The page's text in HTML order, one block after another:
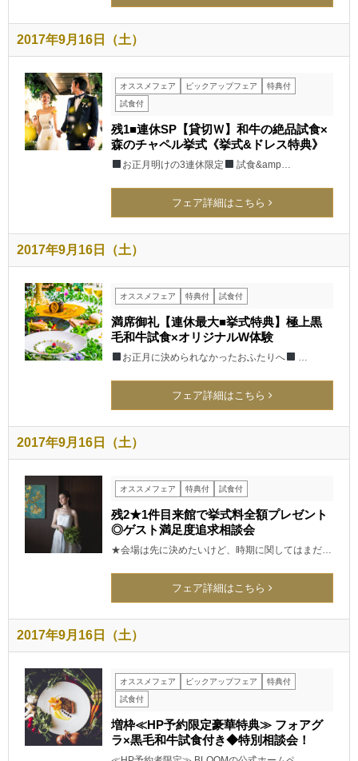
2017年9月16日（土）
オススメフェア ピックアップフェア
特典付
試食付
残1■連休SP【貸切Ｗ】和牛の絶品試食×
森のチャペル挙式《挙式&ドレス特典》
お正月明けの3連休限定 試食&amp…
フェア詳細はこちら
2017年9月16日（土）
オススメフェア 特典付 試食付
満席御礼【連休最大■挙式特典】極上黒
毛和牛試食×オリジナルW体験
お正月に決められなかったおふたりへ …
フェア詳細はこちら
2017年9月16日（土）
オススメフェア 特典付 試食付
残2★1件目来館で挙式料全額プレゼント
◎ゲスト満足度追求相談会
★会場は先に決めたいけど、時期に関してはまだ…
フェア詳細はこちら
2017年9月16日（土）
オススメフェア ピックアップフェア
特典付
試食付
増枠≪HP予約限定豪華特典≫ フォアグ
ラ×黒毛和牛試食付き◆特別相談会！